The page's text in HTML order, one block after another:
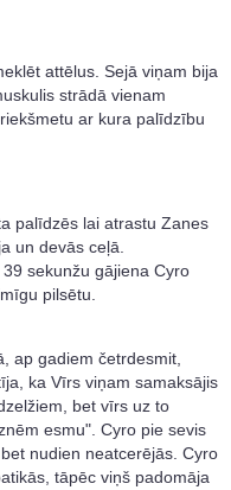
attēlus. Sejā viņam bija
strādā vienam
ar kura palīdzību
palīdzēs lai atrastu Zanes
un devās ceļā.
sekunžu gājiena Cyro
pilsētu.
ap gadiem četrdesmit,
ka Vīrs viņam samaksājis
bet vīrs uz to
esmu". Cyro pie sevis
nudien neatcerējās. Cyro
tāpēc viņš padomāja